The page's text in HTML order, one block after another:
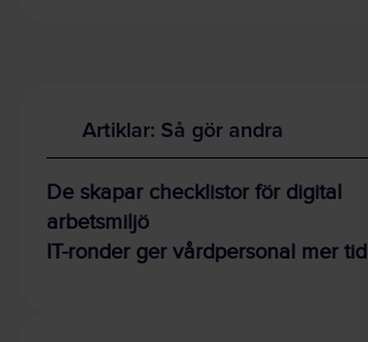
Artiklar: Så gör andra
De skapar checklistor för digital
arbetsmiljö
IT-ronder ger vårdpersonal mer tid